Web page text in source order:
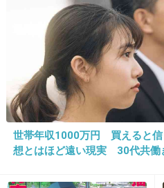
見守ってあげてもいいんじゃ
25. 匿名2015/12/30(水) 10:50:58
>>23
来年１月10日に新潟の
いよ
世帯年収1000万円 買えると信
想とはほど遠い現実 30代共働